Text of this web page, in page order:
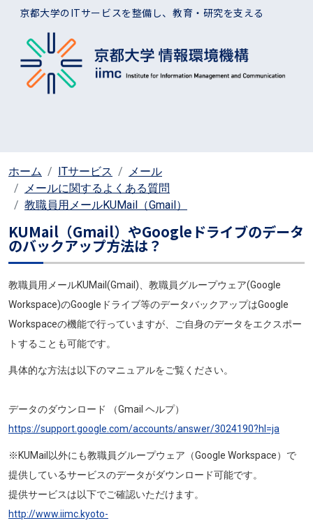
メインコンテンツに移動
京都大学のITサービスを整備し、教育・研究を支える
ホーム ITサービス
メール
メールに関するよくある質問
教職員用メールKUMail（Gmail）
KUMail（Gmail）やGoogleドライブのデータ
のバックアップ方法は？
教職員用メールKUMail(Gmail)、教職員グループウェア(Google
Workspace)のGoogleドライブ等のデータバックアップはGoogle
Workspaceの機能で行っていますが、ご自身のデータをエクスポー
トすることも可能です。
具体的な方法は以下のマニュアルをご覧ください。
データのダウンロード （Gmail ヘルプ）
https://support.google.com/accounts/answer/3024190?hl=ja
※KUMail以外にも教職員グループウェア（Google Workspace）で
提供しているサービスのデータがダウンロード可能です。
提供サービスは以下でご確認いただけます。
http://www.iimc.kyoto-